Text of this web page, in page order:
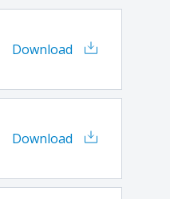
Download
Download